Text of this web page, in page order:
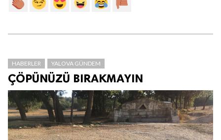
HABERLER YALOVA GÜNDEM
ÇÖPÜNÜZÜ BIRAKMAYIN